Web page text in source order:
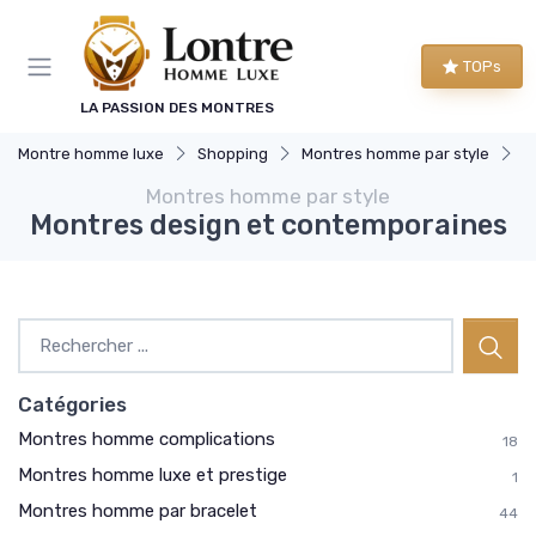
LA PASSION DES MONTRES
TOPs
Montre homme luxe Shopping Montres homme par style
Montres homme par style
Montres design et contemporaines
Catégories
Montres homme complications 18
Montres homme luxe et prestige 1
Montres homme par bracelet 44
Panneau de gestion des cookies